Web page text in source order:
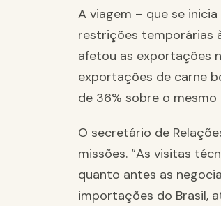
A viagem – que se
restrições temporárias
afetou as exportações
exportações de carne
de 36% sobre o mesmo
O secretário de
missões. “As visitas
quanto antes as
importações do Brasil,